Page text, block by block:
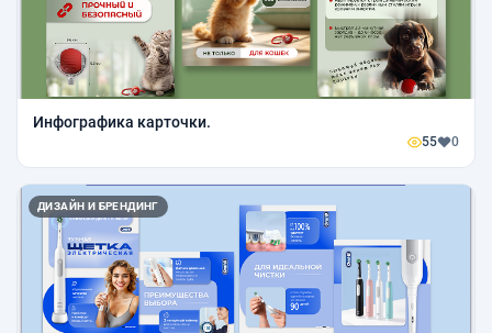
Инфографика карточки.
55 0
ДИЗАЙН И БРЕНДИНГ